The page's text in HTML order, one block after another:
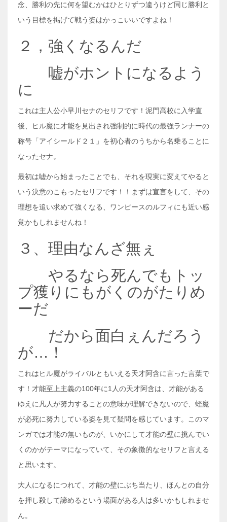
念、勝利の先に何を望むかはひとりずつ違うけど同じ勝利と
いう目標を掲げて戦う姿はかっこいいですよね！
２，強くなるんだ
嘘がホントになるよう
に
これは主人公小早川セナのセリフです！泥門高校に入学直
後、ヒル魔に才能を見出され強制的に時代の最強ランナーの
称号「アイシールド２１」を初心者のうちから名乗ることに
なったセナ。
最初は嘘から始まったことでも、それを現実に変えてやると
いう決意のこもったセリフです！！まずは宣言をして、その
理想を追い求めて強くなる、ワンピースのルフィにも近い感
覚かもしれませんね！
３、理由なんざ無ぇ
やるなら死んでもトッ
プ獲りにもがくのがたりめ
ーだ
だから面白ぇんだろう
が…！
これはヒル魔がライバルともいえる天才阿含に言った言葉で
す！才能至上主義の100年に1人の天才阿含は、才能がある
ゆえに凡人が努力することの意味が理解できないので、蛭魔
が必死に努力している姿を見て疑問を感じています。このマ
ンガでは才能の無いものが、いかにして才能の壁に挑んでい
くのかがテーマになっていて、その象徴的なセリフと言える
と思います。
大人になるにつれて、才能の壁にぶち当たり、ほんとの自分
を押し殺して諦めるという場面がある人は多いかもしれませ
ん。